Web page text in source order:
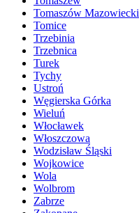
Tomaszów Mazowiecki
Tomice
Trzebinia
Trzebnica
Turek
Tychy
Ustroń
Węgierska Górka
Wieluń
Włocławek
Włoszczowa
Wodzisław Śląski
Wojkowice
Wola
Wolbrom
Zabrze